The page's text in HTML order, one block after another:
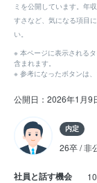
ミを公開しています。年
すさなど、気になる項目
い。
※ 本ページに表示される
含まれます。
※ 参考になったボタンは
公開日：2026年1月9
内定
26卒 / 非
社員と話す機会